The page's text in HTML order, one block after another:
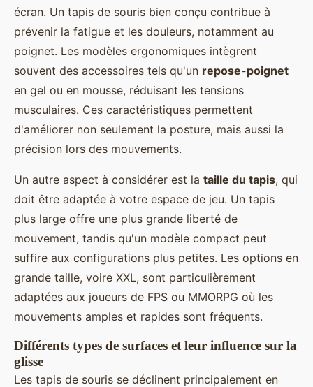
écran. Un tapis de souris bien conçu contribue à
prévenir la fatigue et les douleurs, notamment au
poignet. Les modèles ergonomiques intègrent
souvent des accessoires tels qu'un repose-poignet
en gel ou en mousse, réduisant les tensions
musculaires. Ces caractéristiques permettent
d'améliorer non seulement la posture, mais aussi la
précision lors des mouvements.
Un autre aspect à considérer est la taille du tapis, qui
doit être adaptée à votre espace de jeu. Un tapis
plus large offre une plus grande liberté de
mouvement, tandis qu'un modèle compact peut
suffire aux configurations plus petites. Les options en
grande taille, voire XXL, sont particulièrement
adaptées aux joueurs de FPS ou MMORPG où les
mouvements amples et rapides sont fréquents.
Différents types de surfaces et leur influence sur la
glisse
Les tapis de souris se déclinent principalement en